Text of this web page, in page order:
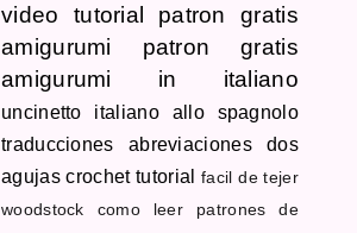
video tutorial
patron gratis
amigurumi patron gratis
amigurumi in italiano
uncinetto
italiano allo spagnolo
traducciones
abreviaciones dos
agujas crochet tutorial
facil de tejer
woodstock
como leer patrones de